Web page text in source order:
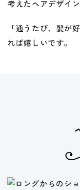
考えたヘアデザイ
「通うたび、髪が
れば嬉しいです。